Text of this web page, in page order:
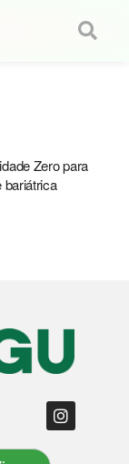
Zero para
bariátrica